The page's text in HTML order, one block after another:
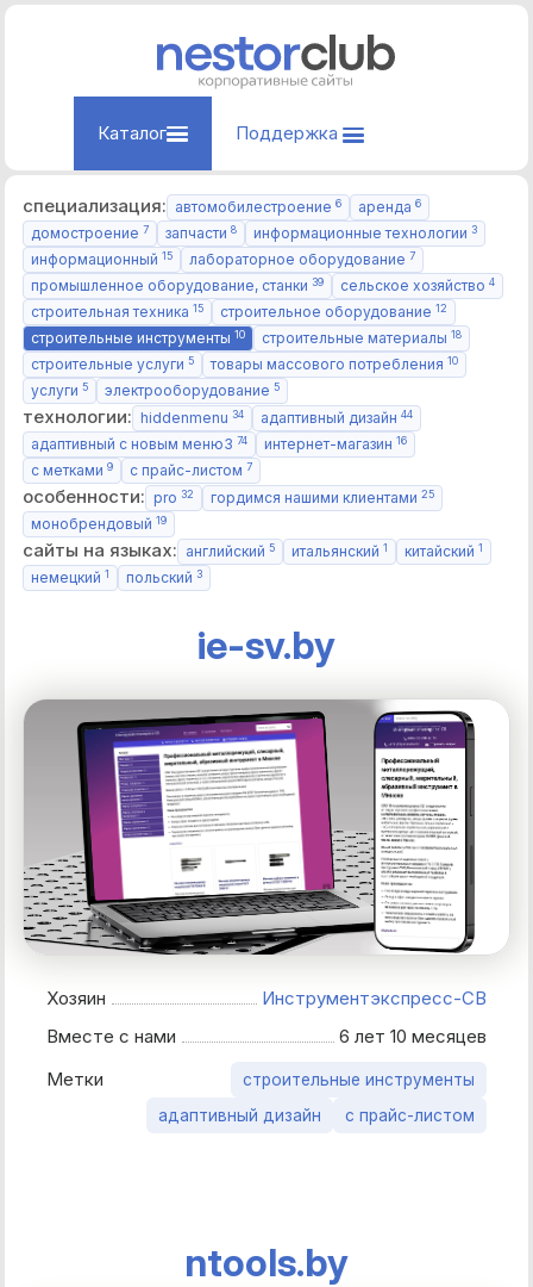
Каталог Поддержка
специализация: автомобилестроение 6 аренда 6
домостроение 7 запчасти 8 информационные технологии 3
информационный 15 лабораторное оборудование 7
промышленное оборудование, станки 39 сельское хозяйство 4
строительная техника 15 строительное оборудование 12
строительные инструменты 10 строительные материалы 18
строительные услуги 5 товары массового потребления 10
услуги 5 электрооборудование 5
технологии: hiddenmenu 34 адаптивный дизайн 44
адаптивный с новым меню3 74 интернет-магазин 16
с метками 9 с прайс-листом 7
особенности: pro 32 гордимся нашими клиентами 25
монобрендовый 19
сайты на языках: английский 5 итальянский 1 китайский 1
немецкий 1 польский 3
ie-sv.by
Хозяин
Инструментэкспресс-СВ
Вместе с нами
6 лет 10 месяцев
Метки
строительные инструменты
адаптивный дизайн
с прайс-листом
ntools.by